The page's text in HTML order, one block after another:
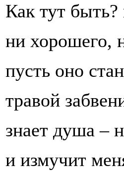
Как тут быть?
ни хорошего,
пусть оно
травой
знает душа –
и измучит